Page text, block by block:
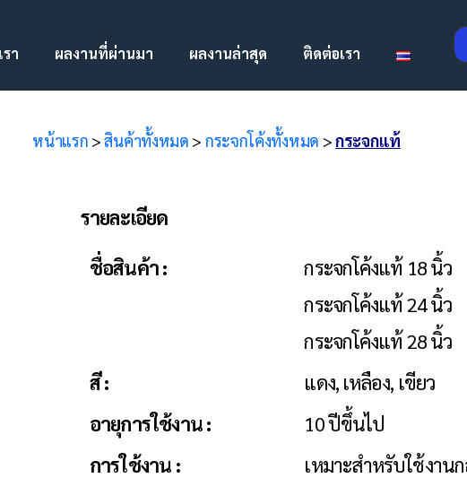
า ผลงานที่ผ่านมา ผลงานล่าสุด ติดต่อเรา
หน้าแรก >สินค้าทั้งหมด > กระจกโค้งทั้งหมด >กระจกแท้
รายละเอียด
ชื่อสินค้า :
กระจกโค้งแท้ 18 นิ้ว
กระจกโค้งแท้ 24 นิ้ว
กระจกโค้งแท้ 28 นิ้ว
สี :
แดง, เหลือง, เขียว
อายุการใช้งาน :
10 ปีขึ้นไป
การใช้งาน :
เหมาะสำหรับใช้งาน